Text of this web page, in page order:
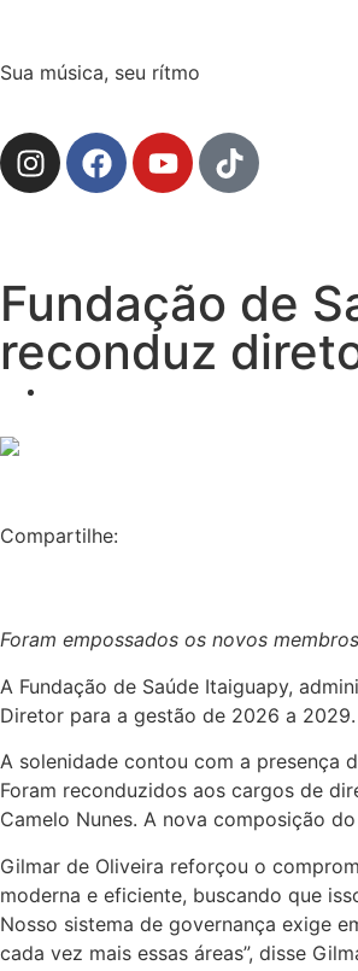
Sua música, seu rítmo
Fundação de
reconduz
Compartilhe:
Foram empossados os novos
A Fundação de Saúde Itaiguapy,
Diretor para a gestão de 2026 a
A solenidade contou com a presença
Foram reconduzidos aos cargos de
Camelo Nunes. A nova composição
Gilmar de Oliveira reforçou o
moderna e eficiente, buscando que
Nosso sistema de governança exige
cada vez mais essas áreas”, disse